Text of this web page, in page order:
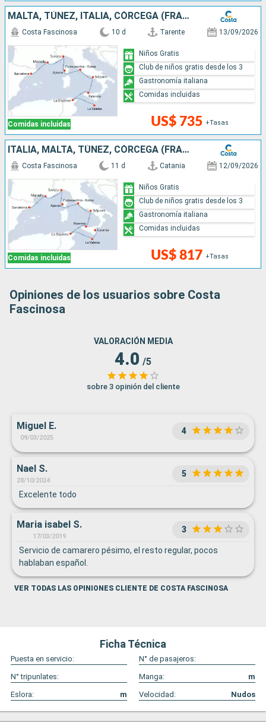
MALTA, TÚNEZ, ITALIA, CÓRCEGA (FRANCIA), FRANCIA, ESPAÑA
Comidas incluidas
Costa Fascinosa 10 d Tarente 13/09/2026
US$ 735 +Tasas
Niños Gratis
Club de niños gratis desde los 3
Gastronomía italiana
Comidas incluidas
ITALIA, MALTA, TÚNEZ, CÓRCEGA (FRANCIA), FRANCIA, ESPAÑA
Comidas incluidas
Costa Fascinosa 11 d Catania 12/09/2026
US$ 817 +Tasas
Niños Gratis
Club de niños gratis desde los 3
Gastronomía italiana
Comidas incluidas
Opiniones de los usuarios sobre Costa
Fascinosa
VALORACIÓN MEDIA
4.0 /5
sobre 3 opinión del cliente
Miguel E.
09/03/2025
4
Nael S.
28/10/2024
5
Excelente todo
Maria isabel S.
17/03/2019
3
Servicio de camarero pésimo, el resto regular, pocos
hablaban español.
VER TODAS LAS OPINIONES CLIENTE DE COSTA FASCINOSA
Ficha Técnica
Puesta en servicio:
N° de pasajeros:
N° tripunlates:
Manga:
m
Eslora:
m Velocidad: Nudos